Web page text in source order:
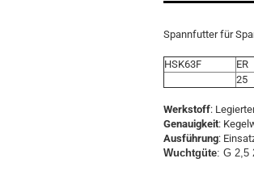
Spannfutter für
HSK63F ER
25
Werkstoff:
Genauigkeit:
Ausführung:
Wuchtgüte: G 2,5